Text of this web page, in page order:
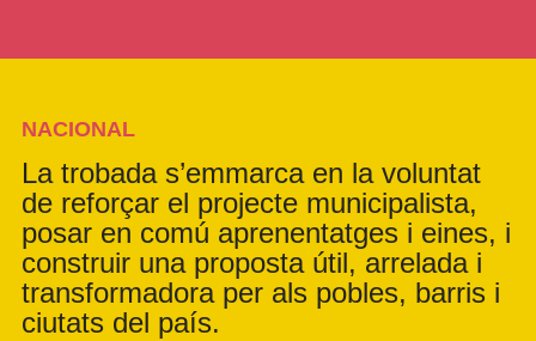
NACIONAL
La trobada s’emmarca en la voluntat
de reforçar el projecte municipalista,
posar en comú aprenentatges i eines, i
construir una proposta útil, arrelada i
transformadora per als pobles, barris i
ciutats del país.